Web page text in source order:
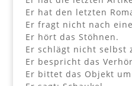
Er hat den letzten
Er fragt nicht nach
Er hört das Stöhnen.
Er schlägt nicht selbst
Er bespricht das
Er bittet das Objekt